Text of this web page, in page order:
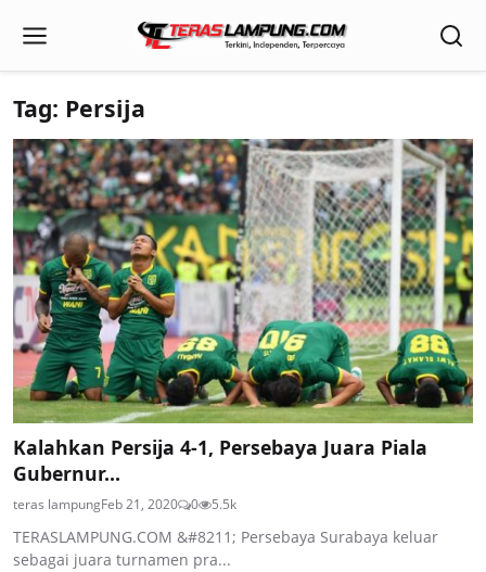
Tag: Persija
Kalahkan Persija 4-1, Persebaya Juara Piala
Gubernur...
teras lampungFeb 21, 2020 0 5.5k
TERASLAMPUNG.COM &#8211; Persebaya Surabaya keluar
sebagai juara turnamen pra...